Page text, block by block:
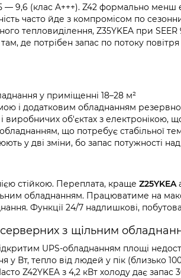
— 9,6 (клас A+++). Z42 формально
часто йде з компромісом по
тепловиділення, Z35YKEA при
де потрібен запас по потоку
у приміщенні 18–28 м²
і додатковим обладнанням
і виробничих об'єктах з електронікою,
що потребує стабільної
у дві зміни, бо запас потужності
стійкою. Переплата, краще Z25YKEA
обладнанням. Працюватиме на
Функції 24/7 надлишкові,
з щільним
UPS-обладнанням площі
у Вт, тепло від людей у пік (близько
Z42YKEA з 4,2 кВт холоду дає